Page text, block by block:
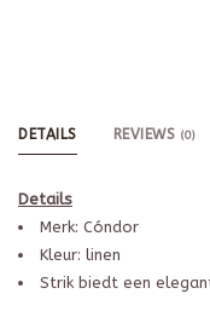
DETAILS REVIEWS (0)
Details
Merk: Cóndor
Kleur: linen
Strik biedt een